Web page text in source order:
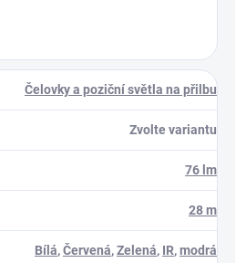
Čelovky a poziční světla na přilbu
Zvolte variantu
76 lm
28 m
Bílá,Červená,Zelená, IR,modrá